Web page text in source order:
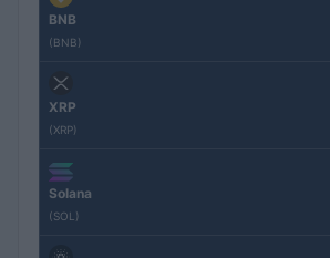
BNB
(BNB)
XRP
(XRP)
Solana
(SOL)